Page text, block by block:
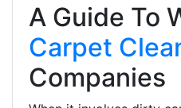
A Guide To
Carpet
Companies